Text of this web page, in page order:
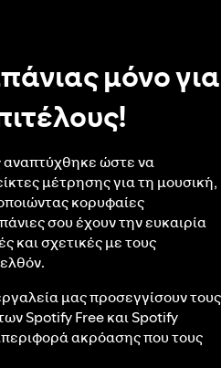
μόνο για
ώστε να
μέτρησης για τη μουσική,
κορυφαίες
σου έχουν την ευκαιρία
και σχετικές με τους
μας προσεγγίσουν τους
Spotify Free και Spotify
ακρόασης που τους